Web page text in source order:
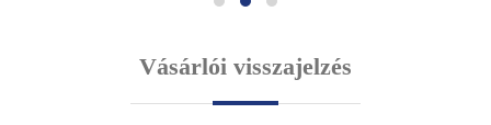
Vásárlói visszajelzés